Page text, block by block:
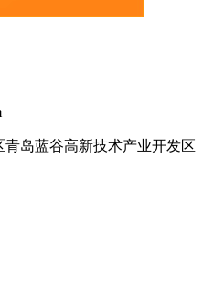
青岛蓝谷高新技术产业开发区